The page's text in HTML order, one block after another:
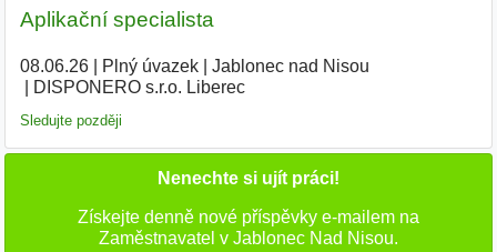
Aplikační specialista
08.06.26| Plný úvazek| Jablonec nad Nisou
DISPONERO s.r.o. Liberec
Sledujte později
Nenechte si ujít práci!
Získejte denně nové příspěvky e-mailem na
Zaměstnavatel v Jablonec Nad Nisou.